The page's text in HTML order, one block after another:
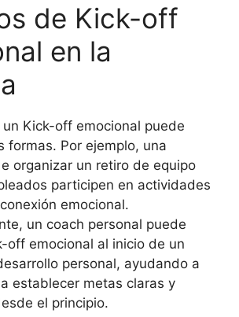
de Kick-off
en la
un Kick-off emocional puede
formas. Por ejemplo, una
organizar un retiro de equipo
participen en actividades
emocional.
un coach personal puede
off emocional al inicio de un
personal, ayudando a
establecer metas claras y
el principio.